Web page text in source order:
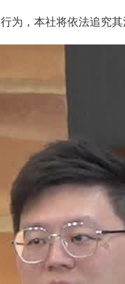
为，本社将依法追究其